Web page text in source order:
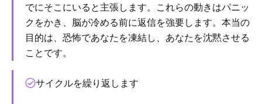
でにそこにいると主張します。これらの動きはパニッ
クをかき、脳が冷める前に返信を強要します。本当の
目的は、恐怖であなたを凍結し、あなたを沈黙させる
ことです。
サイクルを繰り返します